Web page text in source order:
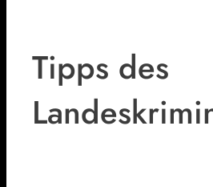
Tipps des